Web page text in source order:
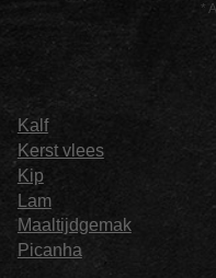
*
Kalf
Kerst vlees
Kip
Lam
Maaltijdgemak
Picanha